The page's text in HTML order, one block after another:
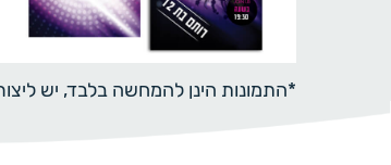
*התמונות הינן להמחשה בלבד, יש